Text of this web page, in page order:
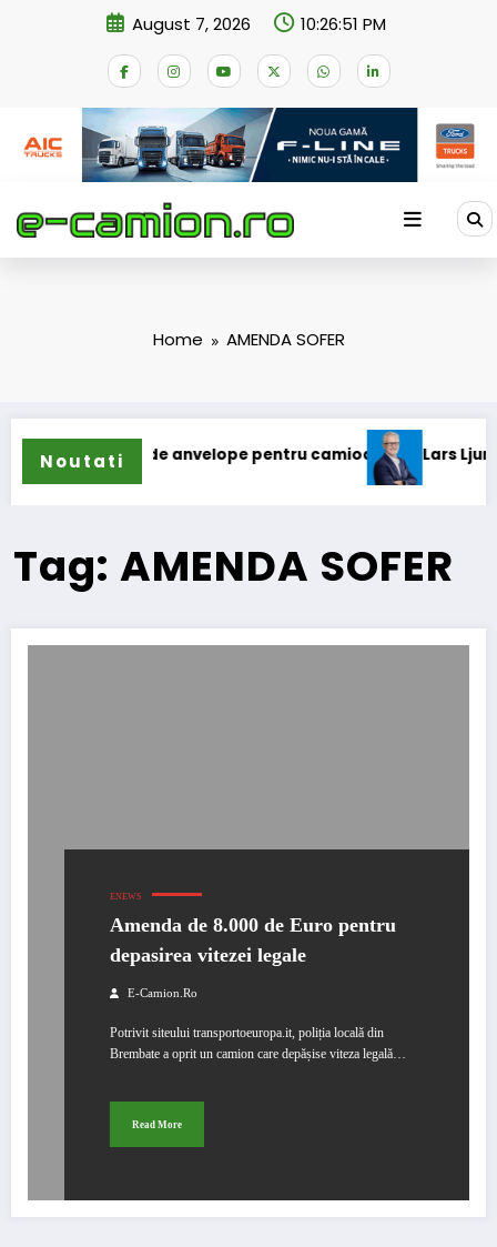
August 7, 2026 10:26:51 PM
Home AMENDA SOFER
Noutati
gama de anvelope pentru camioane Lars
Tag: AMENDA SOFER
ENEWS
Amenda de 8.000 de Euro pentru
depasirea vitezei legale
E-Camion.ro
Potrivit siteului transportoeuropa.it, poliția locală din
Brembate a oprit un camion care depășise viteza legală…
Read More